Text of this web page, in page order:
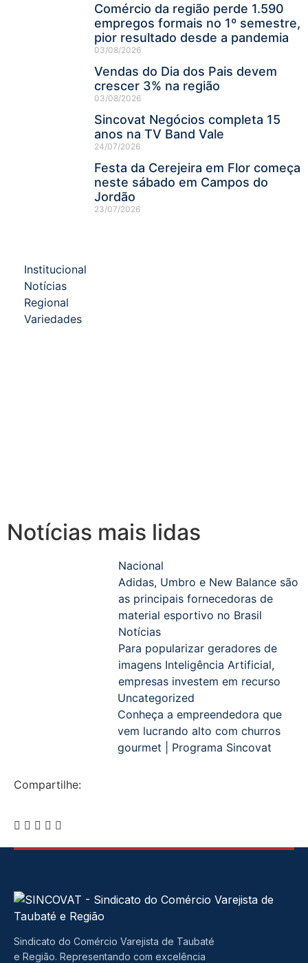
Comércio da região perde 1.590
empregos formais no 1º semestre,
pior resultado desde a pandemia
03/08/2026
Vendas do Dia dos Pais devem
crescer 3% na região
03/08/2026
Sincovat Negócios completa 15
anos na TV Band Vale
24/07/2026
Festa da Cerejeira em Flor começa
neste sábado em Campos do
Jordão
23/07/2026
Institucional
Notícias
Regional
Variedades
Notícias mais lidas
Nacional
Adidas, Umbro e New Balance são
as principais fornecedoras de
material esportivo no Brasil
Notícias
Para popularizar geradores de
imagens Inteligência Artificial,
empresas investem em recurso
Uncategorized
Conheça a empreendedora que
vem lucrando alto com churros
gourmet | Programa Sincovat
Compartilhe:
Sindicato do Comércio Varejista de Taubaté
e Região. Representando com excelência